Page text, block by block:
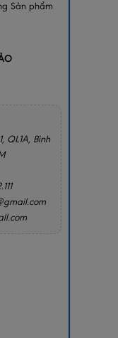
Sản phẩm
QL1A, Bình